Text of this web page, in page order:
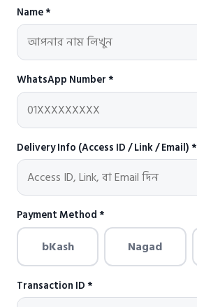
Name *
WhatsApp Number *
Delivery Info (Access ID / Link / Email) *
Payment Method *
bKash Nagad
Transaction ID *